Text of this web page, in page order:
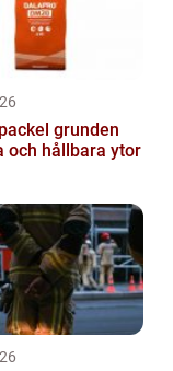
grunden
och hållbara ytor